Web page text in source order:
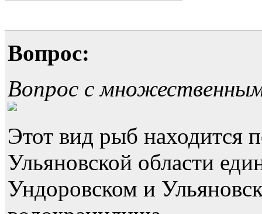
Вопрос:
Вопрос с
Этот вид рыб находится
Ульяновской области
Ундоровском и